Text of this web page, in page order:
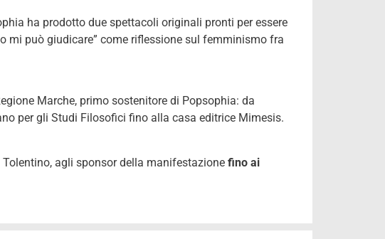
ha prodotto due spettacoli originali pronti per essere
mi può giudicare” come riflessione sul femminismo fra
Marche, primo sostenitore di Popsophia: da
per gli Studi Filosofici fino alla casa editrice Mimesis.
agli sponsor della manifestazione fino ai